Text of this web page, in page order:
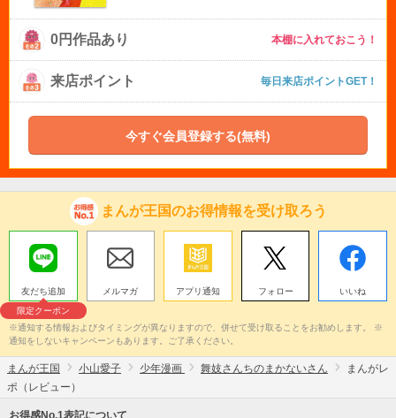
0円作品あり 本棚に入れておこう！
来店ポイント 毎日来店ポイントGET！
今すぐ会員登録する(無料)
まんが王国のお得情報を受け取ろう
友だち追加
限定クーポン
メルマガ アプリ通知 フォロー いいね
※通知する情報およびタイミングが異なりますので、併せて受け取ることをお勧めします。 ※
通知をしないキャンペーンもあります。ご了承ください。
まんが王国 小山愛子 少年漫画 舞妓さんちのまかないさん
まんがレ
ポ（レビュー）
お得感No.1表記について